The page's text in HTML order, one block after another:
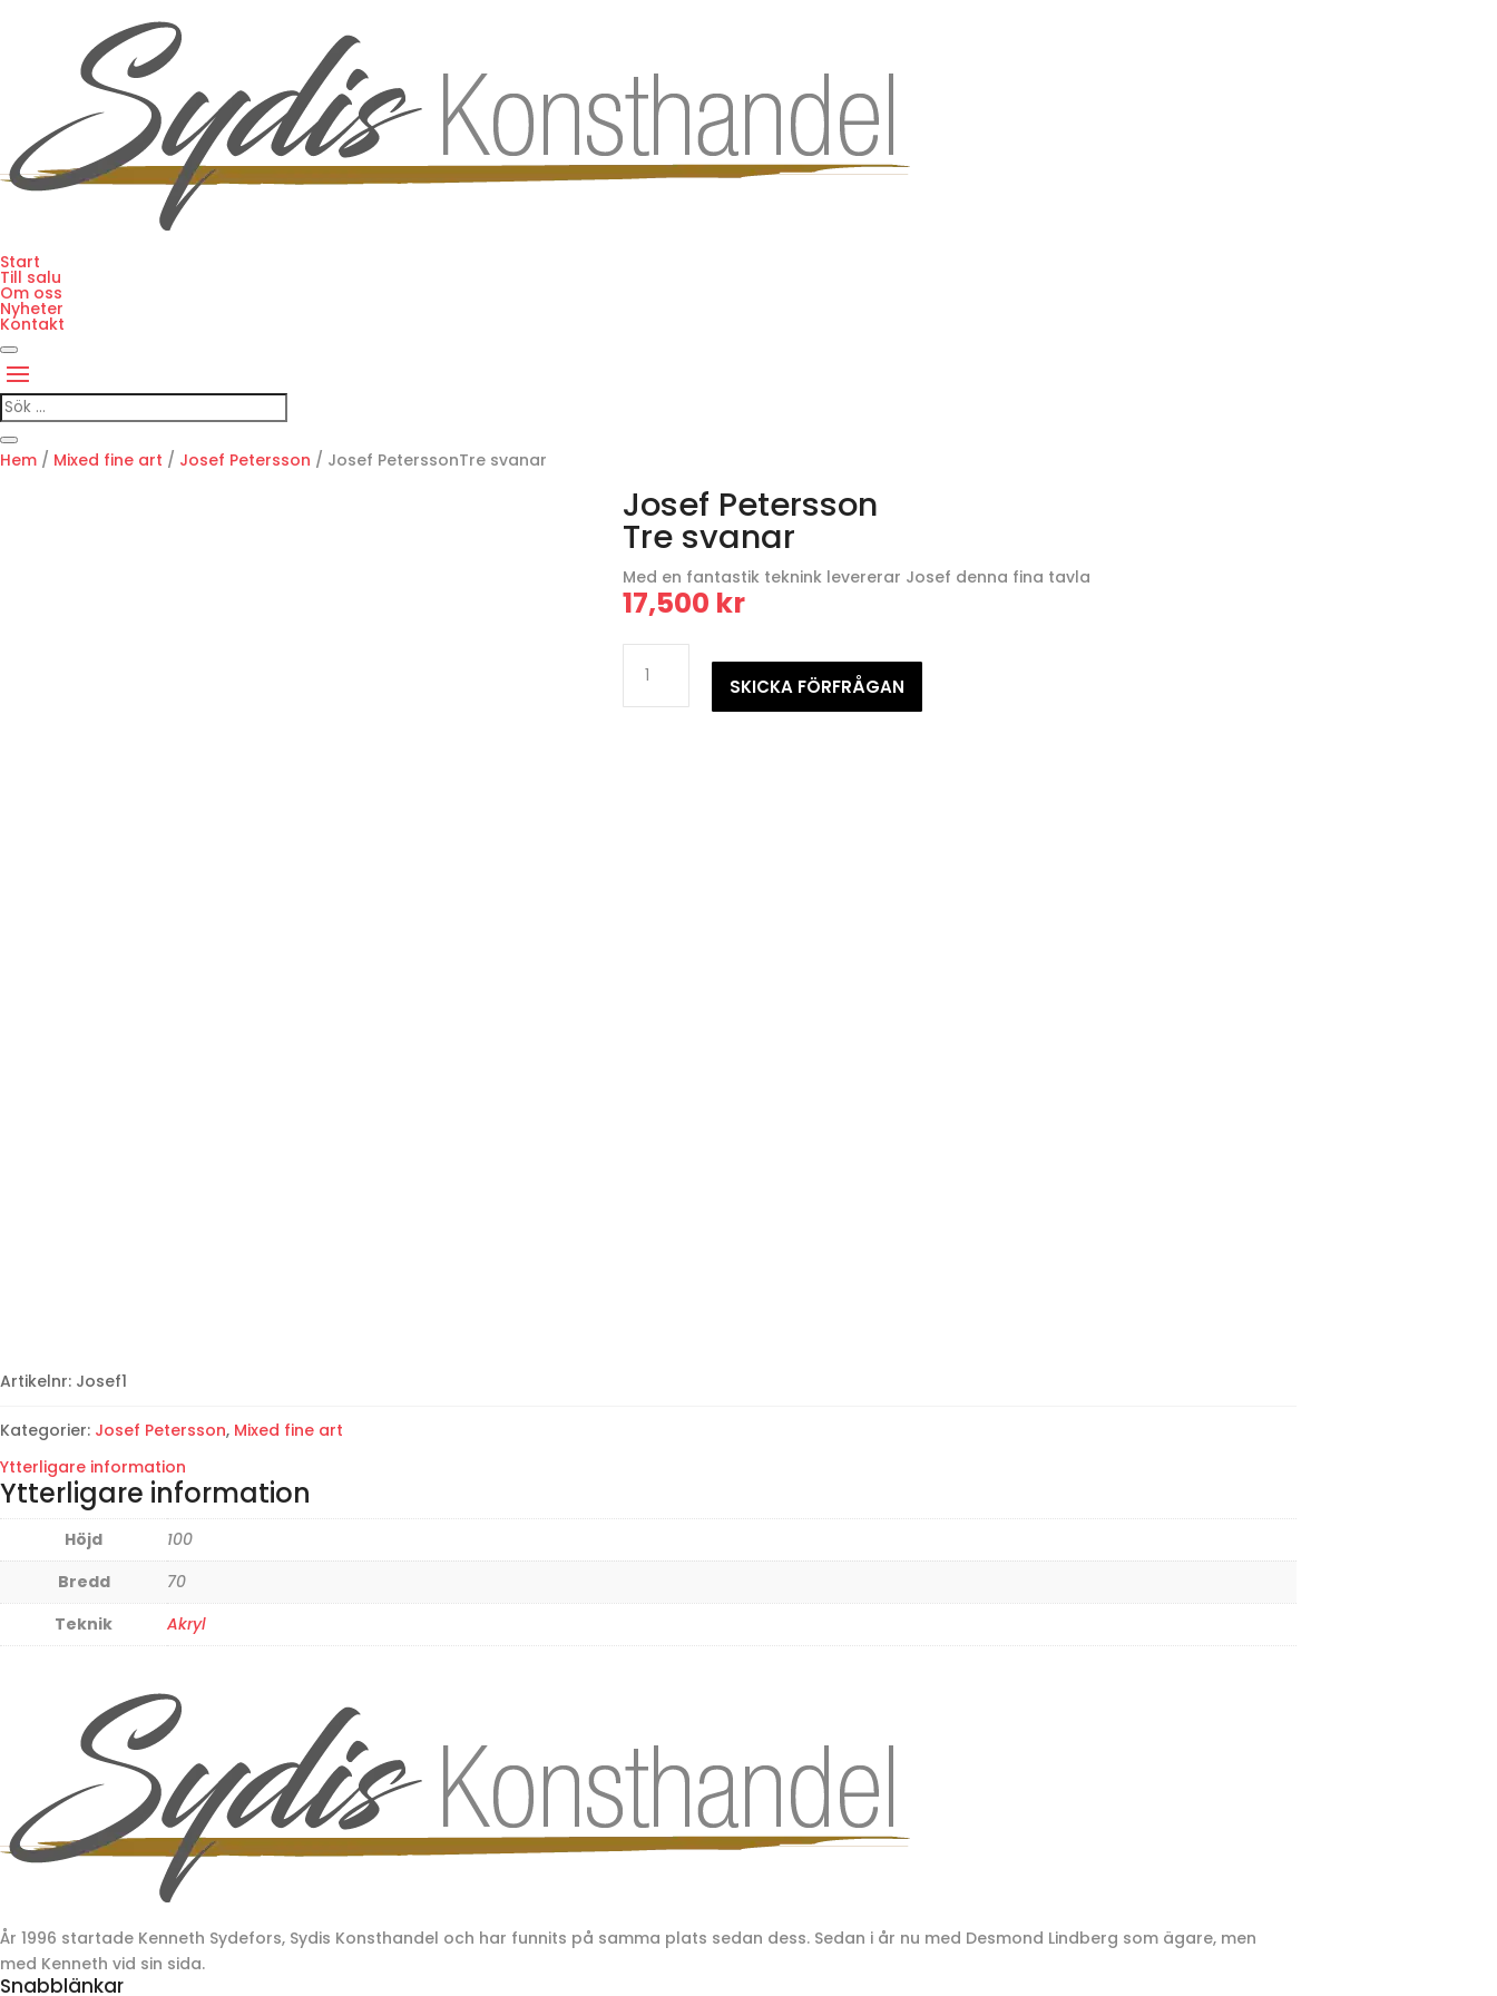
Start
Till salu
Om oss
Nyheter
Kontakt
Hem / Mixed fine art / Josef Petersson / Josef PeterssonTre svanar
Josef Petersson
Tre svanar
Med en fantastik teknink levererar Josef denna fina tavla
17,500 kr
PeterssonTre
svanar
SKICKA FÖRFRÅGAN
Artikelnr: Josef1
Kategorier: Josef Petersson, Mixed fine art
Ytterligare information
Ytterligare information
Höjd
100
Bredd
70
Teknik
Akryl
År 1996 startade Kenneth Sydefors, Sydis Konsthandel och har funnits på samma plats sedan dess. Sedan i år nu med Desmond Lindberg som ägare, men
med Kenneth vid sin sida.
Snabblänkar